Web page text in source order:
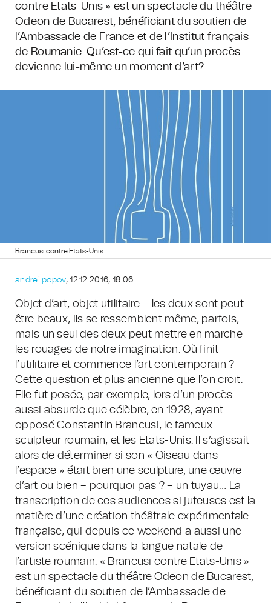
contre Etats-Unis » est un spectacle du théâtre
Odeon de Bucarest, bénéficiant du soutien de
l’Ambassade de France et de l’Institut français
de Roumanie. Qu’est-ce qui fait qu’un procès
devienne lui-même un moment d’art?
Brancusi contre Etats-Unis
andrei.popov, 12.12.2016, 18:06
Objet d’art, objet utilitaire – les deux sont peut-
être beaux, ils se ressemblent même, parfois,
mais un seul des deux peut mettre en marche
les rouages de notre imagination. Où finit
l’utilitaire et commence l’art contemporain ?
Cette question et plus ancienne que l’on croit.
Elle fut posée, par exemple, lors d’un procès
aussi absurde que célèbre, en 1928, ayant
opposé Constantin Brancusi, le fameux
sculpteur roumain, et les Etats-Unis. Il s’agissait
alors de déterminer si son « Oiseau dans
l’espace » était bien une sculpture, une œuvre
d’art ou bien – pourquoi pas ? – un tuyau… La
transcription de ces audiences si juteuses est la
matière d’une création théâtrale expérimentale
française, qui depuis ce weekend a aussi une
version scénique dans la langue natale de
l’artiste roumain. « Brancusi contre Etats-Unis »
est un spectacle du théâtre Odeon de Bucarest,
bénéficiant du soutien de l’Ambassade de